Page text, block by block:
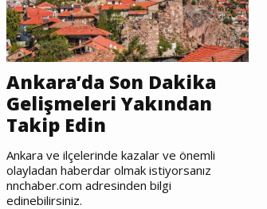
Ankara’da Son Dakika
Gelişmeleri Yakından
Takip Edin
Ankara ve ilçelerinde kazalar ve önemli
olayladan haberdar olmak istiyorsanız
nnchaber.com adresinden bilgi
edinebilirsiniz.